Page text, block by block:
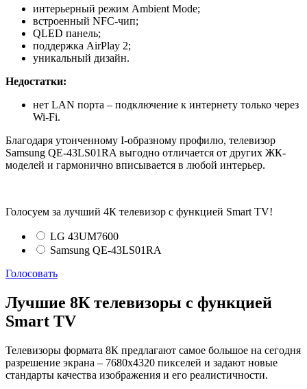
интерьерный режим Ambient Mode;
встроенный NFC-чип;
QLED панель;
поддержка AirPlay 2;
уникальный дизайн.
Недостатки:
нет LAN порта – подключение к интернету только через
Wi-Fi.
Благодаря утонченному I-образному профилю, телевизор
Samsung QE-43LS01RA выгодно отличается от других ЖК-
моделей и гармонично вписывается в любой интерьер.
Голосуем за лучший 4К телевизор с функцией Smart TV!
LG 43UM7600
Samsung QE-43LS01RA
Голосовать
Лучшие 8К телевизоры с функцией
Smart TV
Телевизоры формата 8К предлагают самое большое на сегодня
разрешение экрана – 7680х4320 пикселей и задают новые
стандарты качества изображения и его реалистичности.